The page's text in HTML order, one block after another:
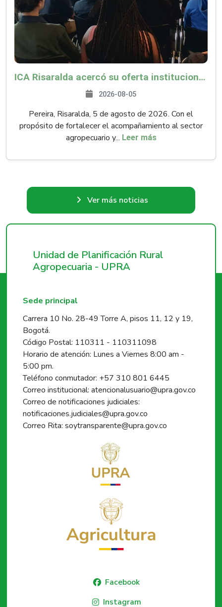
ICA Risaralda acercó su oferta institucional a productores y emprendedores en Expocamello
2026-08-05
Pereira, Risaralda, 5 de agosto de 2026. Con el
propósito de fortalecer el acompañamiento al sector
agropecuario y... Leer más
Ver más noticias
Unidad de Planificación Rural
Agropecuaria - UPRA
Sede principal
Carrera 10 No. 28-49 Torre A, pisos 11, 12 y 19,
Bogotá.
Código Postal: 110311 - 110311098
Horario de atención: Lunes a Viernes 8:00 am -
5:00 pm.
Teléfono conmutador: +57 310 801 6445
Correo institucional: atencionalusuario@upra.gov.co
Correo de notificaciones judiciales:
notificaciones.judiciales@upra.gov.co
Correo Rita: soytransparente@upra.gov.co
Facebook
Instagram